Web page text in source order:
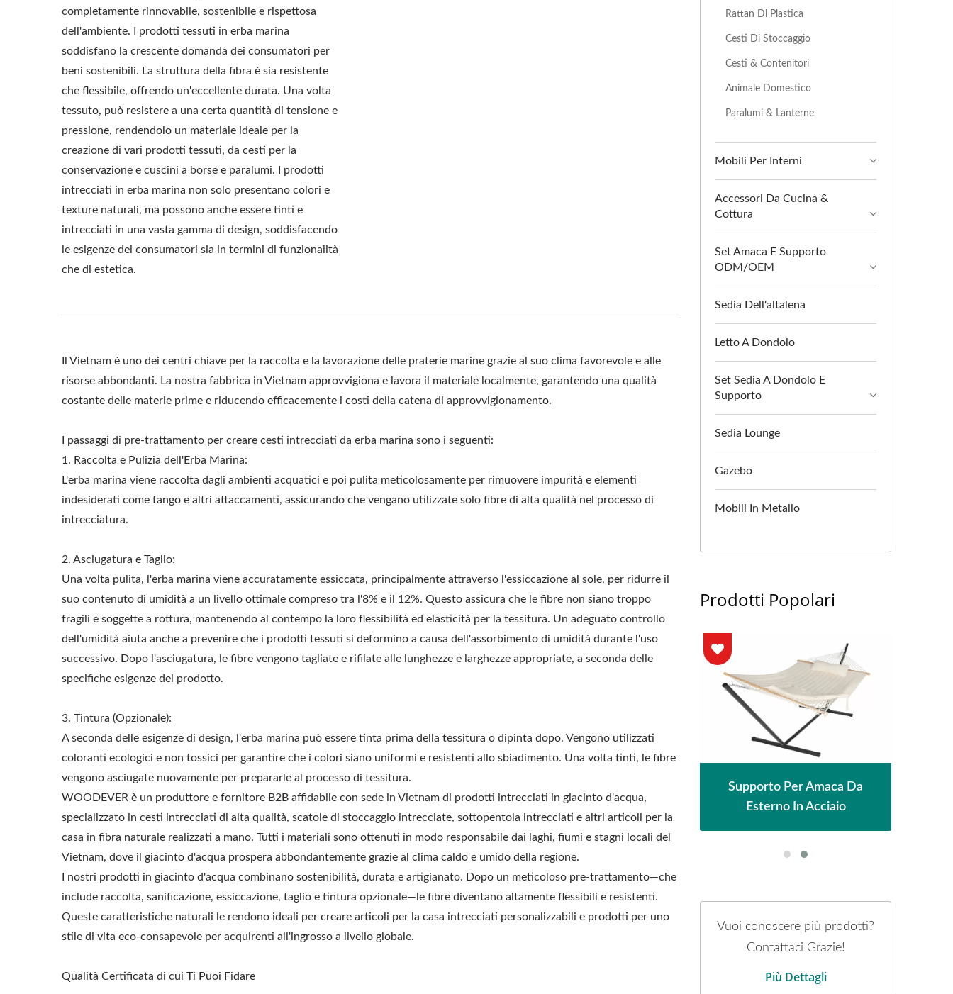
completamente rinnovabile, sostenibile e rispettosa
dell'ambiente. I prodotti tessuti in erba marina
soddisfano la crescente domanda dei consumatori per
beni sostenibili. La struttura della fibra è sia resistente
che flessibile, offrendo un'eccellente durata. Una volta
tessuto, può resistere a una certa quantità di tensione e
pressione, rendendolo un materiale ideale per la
creazione di vari prodotti tessuti, da cesti per la
conservazione e cuscini a borse e paralumi. I prodotti
intrecciati in erba marina non solo presentano colori e
texture naturali, ma possono anche essere tinti e
intrecciati in una vasta gamma di design, soddisfacendo
le esigenze dei consumatori sia in termini di funzionalità
che di estetica.
Il Vietnam è uno dei centri chiave per la raccolta e la lavorazione delle praterie marine grazie al suo clima favorevole e alle
risorse abbondanti. La nostra fabbrica in Vietnam approvvigiona e lavora il materiale localmente, garantendo una qualità
costante delle materie prime e riducendo efficacemente i costi della catena di approvvigionamento.
I passaggi di pre-trattamento per creare cesti intrecciati da erba marina sono i seguenti:
1. Raccolta e Pulizia dell'Erba Marina:
L'erba marina viene raccolta dagli ambienti acquatici e poi pulita meticolosamente per rimuovere impurità e elementi
indesiderati come fango e altri attaccamenti, assicurando che vengano utilizzate solo fibre di alta qualità nel processo di
intrecciatura.
2. Asciugatura e Taglio:
Una volta pulita, l'erba marina viene accuratamente essiccata, principalmente attraverso l'essiccazione al sole, per ridurre il
suo contenuto di umidità a un livello ottimale compreso tra l'8% e il 12%. Questo assicura che le fibre non siano troppo
fragili e soggette a rottura, mantenendo al contempo la loro flessibilità ed elasticità per la tessitura. Un adeguato controllo
dell'umidità aiuta anche a prevenire che i prodotti tessuti si deformino a causa dell'assorbimento di umidità durante l'uso
successivo. Dopo l'asciugatura, le fibre vengono tagliate e rifilate alle lunghezze e larghezze appropriate, a seconda delle
specifiche esigenze del prodotto.
3. Tintura (Opzionale):
A seconda delle esigenze di design, l'erba marina può essere tinta prima della tessitura o dipinta dopo. Vengono utilizzati
coloranti ecologici e non tossici per garantire che i colori siano uniformi e resistenti allo sbiadimento. Una volta tinti, le fibre
vengono asciugate nuovamente per prepararle al processo di tessitura.
WOODEVER è un produttore e fornitore B2B affidabile con sede in Vietnam di prodotti intrecciati in giacinto d'acqua,
specializzato in cesti intrecciati di alta qualità, scatole di stoccaggio intrecciate, sottopentola intrecciati e altri articoli per la
casa in fibra naturale realizzati a mano. Tutti i materiali sono ottenuti in modo responsabile dai laghi, fiumi e stagni locali del
Vietnam, dove il giacinto d'acqua prospera abbondantemente grazie al clima caldo e umido della regione.
I nostri prodotti in giacinto d'acqua combinano sostenibilità, durata e artigianato. Dopo un meticoloso pre-trattamento—che
include raccolta, sanificazione, essiccazione, taglio e tintura opzionale—le fibre diventano altamente flessibili e resistenti.
Queste caratteristiche naturali le rendono ideali per creare articoli per la casa intrecciati personalizzabili e prodotti per uno
stile di vita eco-consapevole per acquirenti all'ingrosso a livello globale.
Qualità Certificata di cui Ti Puoi Fidare
Rattan Di Plastica
Cesti Di Stoccaggio
Cesti & Contenitori
Animale Domestico
Paralumi & Lanterne
Mobili Per Interni
Accessori Da Cucina &
Cottura
Set Amaca E Supporto
ODM/OEM
Sedia Dell'altalena
Letto A Dondolo
Set Sedia A Dondolo E
Supporto
Sedia Lounge
Gazebo
Mobili In Metallo
Prodotti Popolari
Pergola Con Tettuccio
Regolabile In Metallo
Supporto Per Amaca Da
Regolabile In Metallo
Supporto Per Amaca Da
Esterno In Acciaio
Vuoi conoscere più prodotti?
Contattaci Grazie!
Più Dettagli